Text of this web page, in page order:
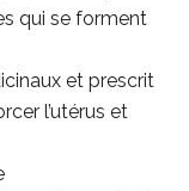
qui se forment
et prescrit
l’utérus et